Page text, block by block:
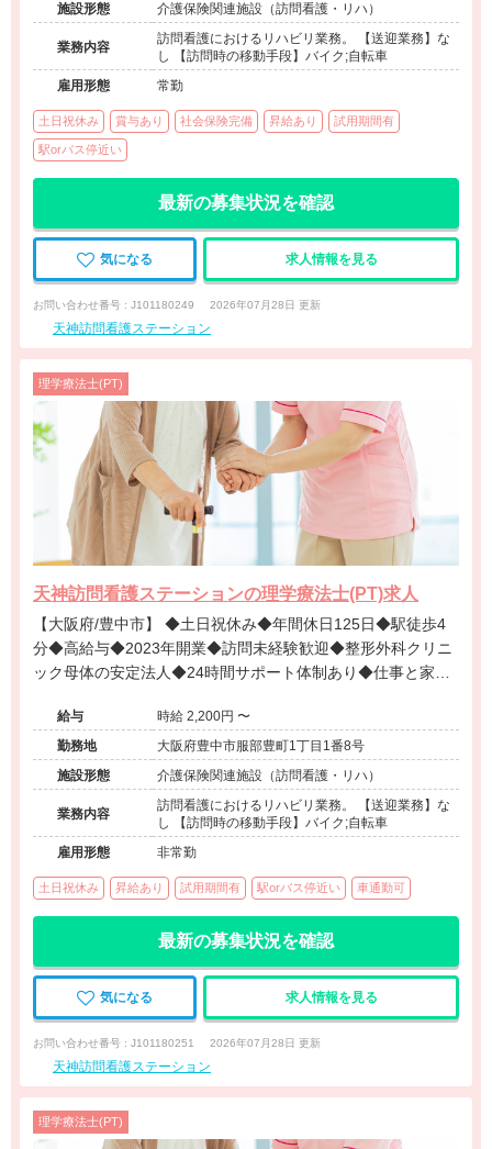
施設形態
介護保険関連施設（訪問看護・リハ）
業務内容
訪問看護におけるリハビリ業務。 【送迎業務】な
し 【訪問時の移動手段】バイク;自転車
雇用形態
常勤
土日祝休み 賞与あり 社会保険完備 昇給あり 試用期間有
駅orバス停近い
最新の募集状況を確認
気になる 求人情報を見る
お問い合わせ番号 : J101180249 2026年07月28日 更新
天神訪問看護ステーション
理学療法士(PT)
天神訪問看護ステーションの理学療法士(PT)求人
【大阪府/豊中市】 ◆土日祝休み◆年間休日125日◆駅徒歩4
分◆高給与◆2023年開業◆訪問未経験歓迎◆整形外科クリニ
ック母体の安定法人◆24時間サポート体制あり◆仕事と家庭
給与
時給 2,200円 〜
勤務地
大阪府豊中市服部豊町1丁目1番8号
施設形態
介護保険関連施設（訪問看護・リハ）
業務内容
訪問看護におけるリハビリ業務。 【送迎業務】な
し 【訪問時の移動手段】バイク;自転車
雇用形態
非常勤
土日祝休み 昇給あり 試用期間有 駅orバス停近い 車通勤可
最新の募集状況を確認
気になる 求人情報を見る
お問い合わせ番号 : J101180251 2026年07月28日 更新
天神訪問看護ステーション
理学療法士(PT)